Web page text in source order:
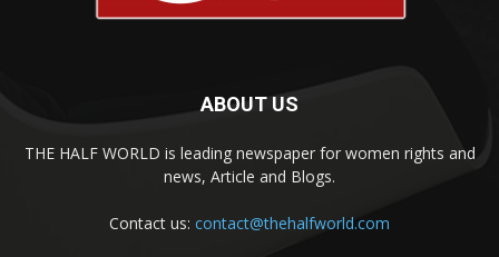
ABOUT US
THE HALF WORLD is leading newspaper for women rights and
news, Article and Blogs.
Contact us: contact@thehalfworld.com